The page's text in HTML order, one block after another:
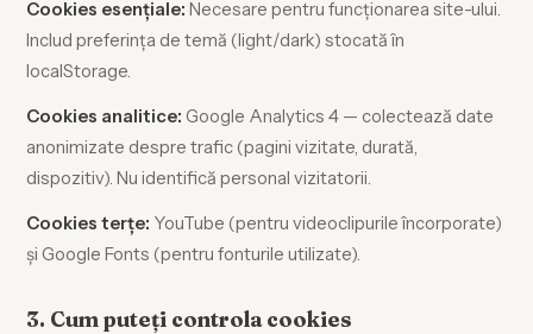
Cookies esențiale: Necesare pentru funcționarea site-ului.
Includ preferința de temă (light/dark) stocată în
localStorage.
Cookies analitice: Google Analytics 4 — colectează date
anonimizate despre trafic (pagini vizitate, durată,
dispozitiv). Nu identifică personal vizitatorii.
Cookies terțe: YouTube (pentru videoclipurile încorporate)
și Google Fonts (pentru fonturile utilizate).
3. Cum puteți controla cookies